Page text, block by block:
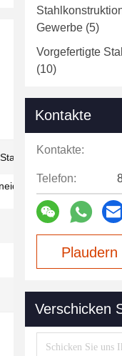
Stanzen,
Gewerbe (5)
Vorgefertigte
(10)
Kontakte
Kontakte:
Telefon:
Verschicken